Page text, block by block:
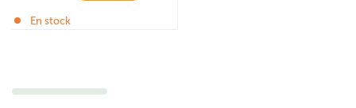
En stock